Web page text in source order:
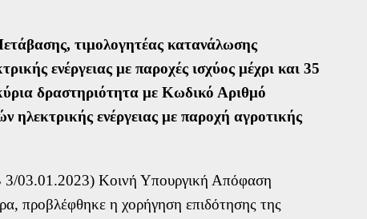
λογαριασμών
σας
τιμολογητέας κατανάλωσης
ενέργειας με παροχές ισχύος μέχρι και 35
δραστηριότητα με Κωδικό Αριθμό
ενέργειας με παροχή αγροτικής
Κοινή Υπουργική Απόφαση
προβλέφθηκε η χορήγηση επιδότησης της
ενδιαφέροντος